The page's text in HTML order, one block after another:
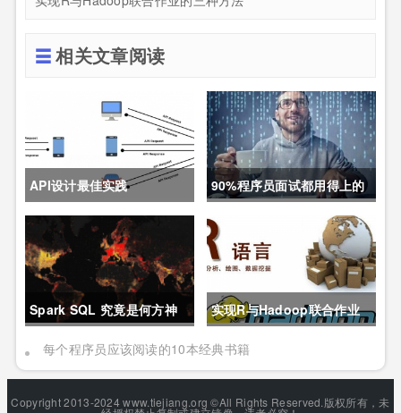
相关文章阅读
API设计最佳实践
90%程序员面试都用得上的
索引优化
Spark SQL 究竟是何方神
圣?
实现R与Hadoop联合作业
的三种方法
每个程序员应该阅读的10本经典书籍
Copyright 2013-2024 www.tiejiang.org ©All Rights Reserved.版权所有，未